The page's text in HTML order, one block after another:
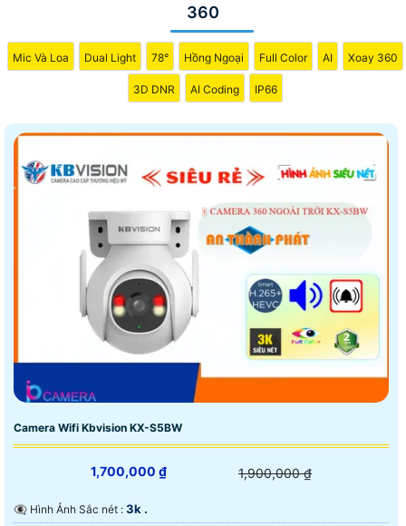
360
Mic Và Loa Dual Light 78° Hồng Ngoại Full Color AI Xoay 360
3D DNR AI Coding IP66
Camera Wifi Kbvision KX-S5BW
1,700,000 ₫ 1,900,000 ₫
👁️‍🗨 Hình Ảnh Sắc nét : 3k .